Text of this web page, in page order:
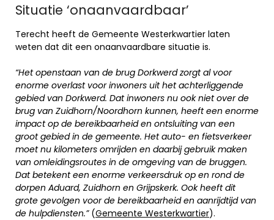
Situatie ‘onaanvaardbaar’
Terecht heeft de Gemeente Westerkwartier laten
weten dat dit een onaanvaardbare situatie is.
“Het openstaan van de brug Dorkwerd zorgt al voor
enorme overlast voor inwoners uit het achterliggende
gebied van Dorkwerd. Dat inwoners nu ook niet over de
brug van Zuidhorn/Noordhorn kunnen, heeft een enorme
impact op de bereikbaarheid en ontsluiting van een
groot gebied in de gemeente. Het auto- en fietsverkeer
moet nu kilometers omrijden en daarbij gebruik maken
van omleidingsroutes in de omgeving van de bruggen.
Dat betekent een enorme verkeersdruk op en rond de
dorpen Aduard, Zuidhorn en Grijpskerk. Ook heeft dit
grote gevolgen voor de bereikbaarheid en aanrijdtijd van
de hulpdiensten.”(Gemeente Westerkwartier).